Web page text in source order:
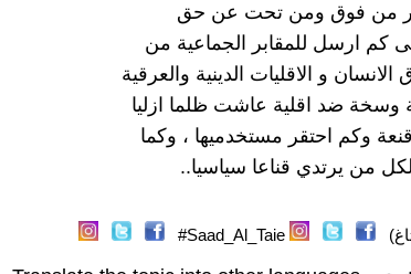
من فوق ومن تحت عن حق
كم ارسل للمقابر الجماعية من
و الاقليات الدينية والعرقية
وسخة ضد اقلية عاشت ظلما ازليا
وكم احتقر مستخدميها ، وكما
من يرتدي قناعا سياسيا..
Saad_Al_Taie#